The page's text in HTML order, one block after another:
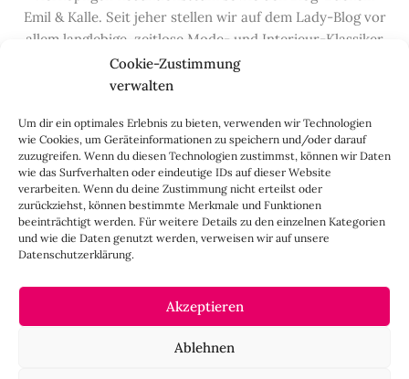
Cookie-Zustimmung
verwalten
Um dir ein optimales Erlebnis zu bieten, verwenden wir Technologien
wie Cookies, um Geräteinformationen zu speichern und/oder darauf
zuzugreifen. Wenn du diesen Technologien zustimmst, können wir Daten
wie das Surfverhalten oder eindeutige IDs auf dieser Website
verarbeiten. Wenn du deine Zustimmung nicht erteilst oder
zurückziehst, können bestimmte Merkmale und Funktionen
beeinträchtigt werden. Für weitere Details zu den einzelnen Kategorien
und wie die Daten genutzt werden, verweisen wir auf unsere
Datenschutzerklärung.
Akzeptieren
Ablehnen
Emil & Kalle. Seit jeher stellen wir auf dem Lady-Blog vor
allem langlebige, zeitlose Mode- und Interieur-Klassiker
vor, die hochwertig verarbeitet und unter guten
Bedingungen hergestellt wurden – gerne „Made in
Handwerksberufe und kleine feine Firmen, denen wir
hier auf dem Blog eine Präsentationsfläche bieten, sowie
alle Dinge, die das Leben ein bisschen schöner machen.
Darüber hinaus legen wir großen Wert auf den
Austausch mit Euch, den Leserinnen – über die
Kommentarfunktion, dieLady-Frage, dieLove-List
auch überInstagram
IMPRESSUM